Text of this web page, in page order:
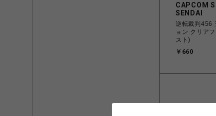
CAPCOM
SENDAI
逆転裁判456
ョン クリア
スト)
￥660